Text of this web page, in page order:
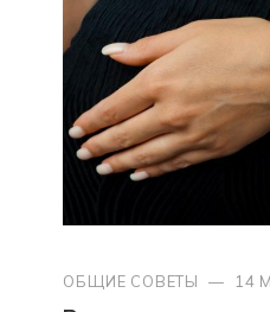
ОБЩИЕ СОВЕТЫ — 14